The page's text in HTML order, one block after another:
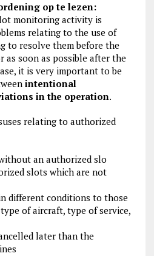
op te lezen:
monitoring activity is
relating to the use of
to resolve them before the
as soon as possible after the
it is very important to be
intentional
in the operation.
relating to authorized
an authorized slo
slots which are not
different conditions to those
of aircraft, type of service,
later than the